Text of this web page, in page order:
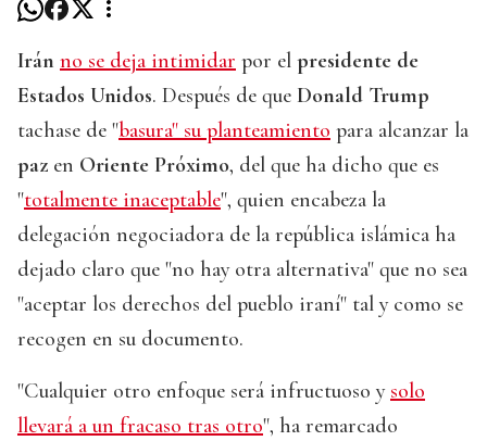
Irán no se deja intimidar por el presidente de
Estados Unidos. Después de que Donald Trump
tachase de "basura" su planteamiento para alcanzar la
paz en Oriente Próximo, del que ha dicho que es
"totalmente inaceptable", quien encabeza la
delegación negociadora de la república islámica ha
dejado claro que "no hay otra alternativa" que no sea
"aceptar los derechos del pueblo iraní" tal y como se
recogen en su documento.
"Cualquier otro enfoque será infructuoso y solo
llevará a un fracaso tras otro", ha remarcado